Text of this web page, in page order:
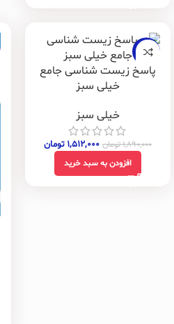
-20%
پاسخ زیست شناسی جامع
خیلی سبز
خیلی سبز
۱,۸۹۰,۰۰۰تومان ۱,۵۱۲,۰۰۰ تومان
افزودن به سبد خرید